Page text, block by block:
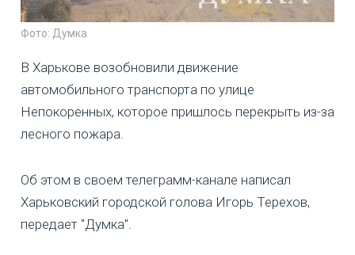
Фото: Думка
В Харькове возобновили движение
автомобильного транспорта по улице
Непокоренных, которое пришлось перекрыть из-за
лесного пожара.
Об этом в своем телеграмм-канале написал
Харьковский городской голова Игорь Терехов,
передает "Думка".